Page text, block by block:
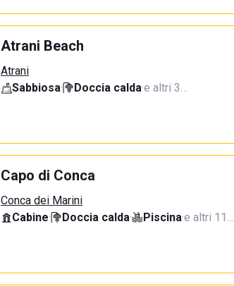
Atrani Beach
Atrani
Sabbiosa· Doccia calda·e altri 3…
Capo di Conca
Conca dei Marini
Cabine· Doccia calda· Piscina·e altri 11…